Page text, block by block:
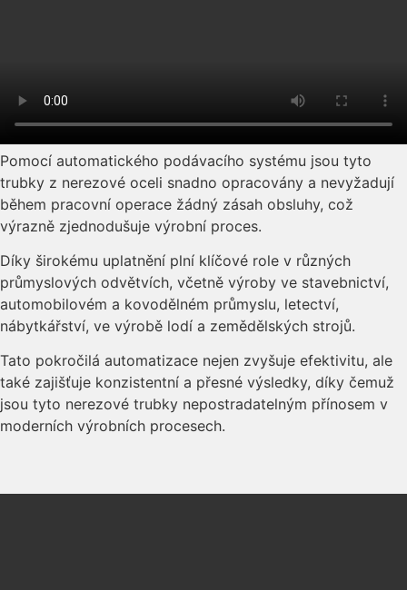
Pomocí automatického podávacího systému jsou tyto
trubky z nerezové oceli snadno opracovány a nevyžadují
během pracovní operace žádný zásah obsluhy, což
výrazně zjednodušuje výrobní proces.
Díky širokému uplatnění plní klíčové role v různých
průmyslových odvětvích, včetně výroby ve stavebnictví,
automobilovém a kovodělném průmyslu, letectví,
nábytkářství, ve výrobě lodí a zemědělských strojů.
Tato pokročilá automatizace nejen zvyšuje efektivitu, ale
také zajišťuje konzistentní a přesné výsledky, díky čemuž
jsou tyto nerezové trubky nepostradatelným přínosem v
moderních výrobních procesech.